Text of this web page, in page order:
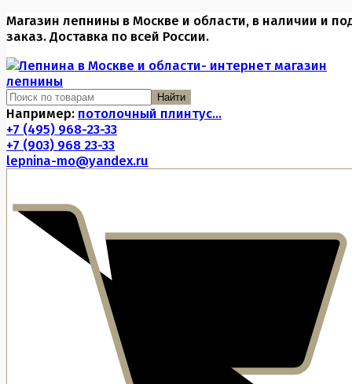
Магазин лепнины в Москве и области, в наличии и
заказ. Доставка по всей России.
Найти
Например: потолочный плинтус...
+7 (495) 968-23-33
+7 (903) 968 23-33
lepnina-mo@yandex.ru